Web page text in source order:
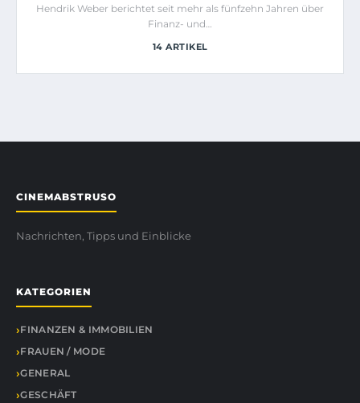
Hendrik Weber berichtet seit mehr als fünfzehn Jahren über
Finanz- und…
14 ARTIKEL
CINEMABSTRUSO
Nachrichten, Tipps und Einblicke
KATEGORIEN
FINANZEN & IMMOBILIEN
FRAUEN / MODE
GENERAL
GESCHÄFT